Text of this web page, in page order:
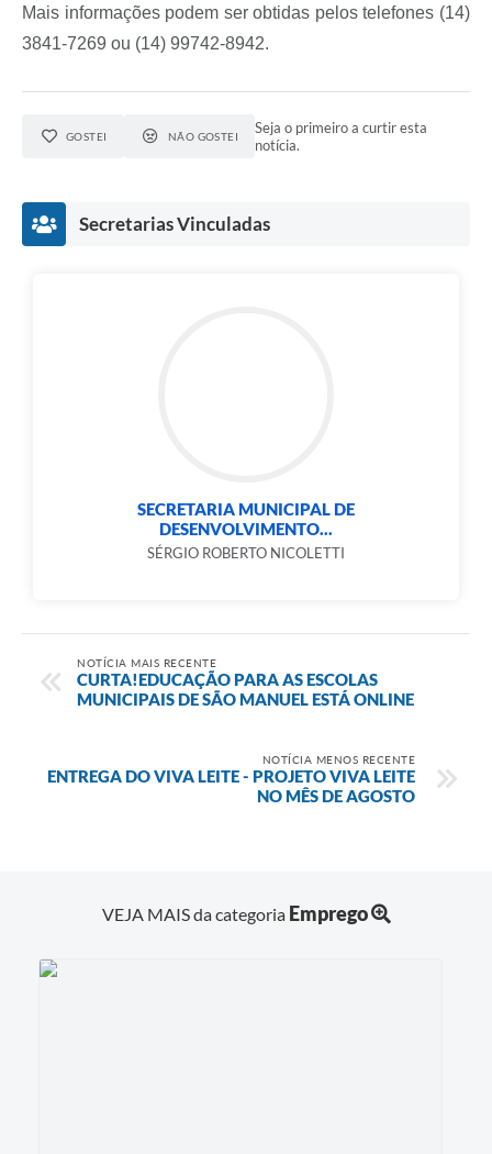
Mais informações podem ser obtidas pelos telefones (14)
3841-7269 ou (14) 99742-8942.
GOSTEI NÃO GOSTEI
Seja o primeiro a curtir esta
notícia.
Secretarias Vinculadas
SECRETARIA MUNICIPAL DE
DESENVOLVIMENTO...
SÉRGIO ROBERTO NICOLETTI
NOTÍCIA MAIS RECENTE
CURTA!EDUCAÇÃO PARA AS ESCOLAS
MUNICIPAIS DE SÃO MANUEL ESTÁ ONLINE
NOTÍCIA MENOS RECENTE
ENTREGA DO VIVA LEITE - PROJETO VIVA LEITE
NO MÊS DE AGOSTO
VEJA MAIS da categoria Emprego